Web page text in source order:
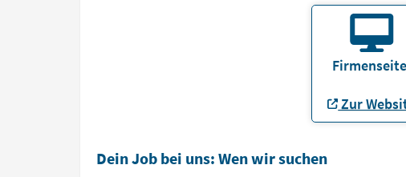
Zur
Dein Job bei uns: Wen wir suchen